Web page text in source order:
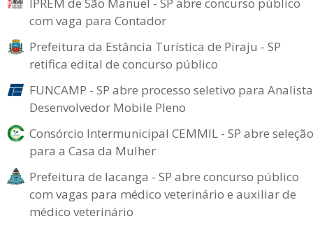
com vaga para Contador
Prefeitura da Estância Turística de Piraju - SP
retifica edital de concurso público
FUNCAMP - SP abre processo seletivo para Analista
Desenvolvedor Mobile Pleno
Consórcio Intermunicipal CEMMIL - SP abre seleção
para a Casa da Mulher
Prefeitura de Iacanga - SP abre concurso público
com vagas para médico veterinário e auxiliar de
médico veterinário